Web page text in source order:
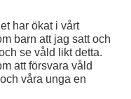
har ökat i vårt
barn att jag satt och
se våld likt detta.
att försvara våld
våra unga en